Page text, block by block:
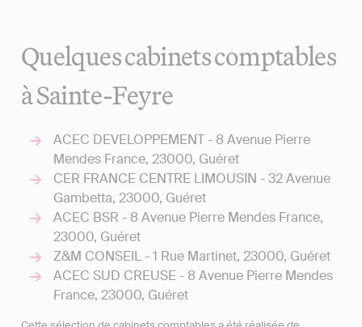
Quelques cabinets comptables
à Sainte-Feyre
ACEC DEVELOPPEMENT - 8 Avenue Pierre
Mendes France, 23000, Guéret
CER FRANCE CENTRE LIMOUSIN - 32 Avenue
Gambetta, 23000, Guéret
ACEC BSR - 8 Avenue Pierre Mendes France,
23000, Guéret
Z&M CONSEIL - 1 Rue Martinet, 23000, Guéret
ACEC SUD CREUSE - 8 Avenue Pierre Mendes
France, 23000, Guéret